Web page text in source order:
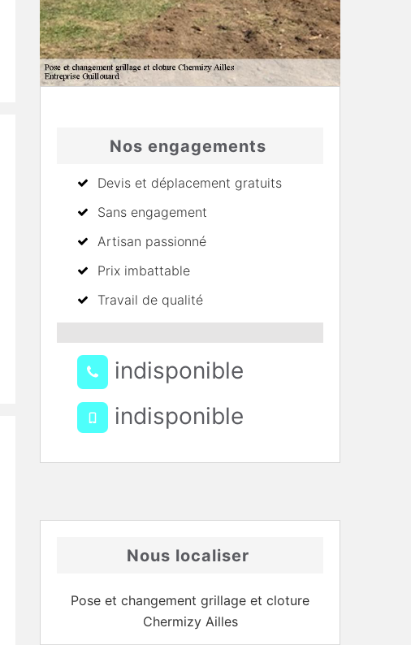
Nos engagements
Devis et déplacement gratuits
Sans engagement
Artisan passionné
Prix imbattable
Travail de qualité
indisponible
indisponible
Nous localiser
Pose et changement grillage et cloture
Chermizy Ailles